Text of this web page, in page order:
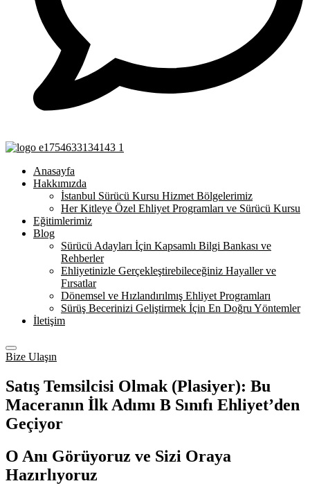
Anasayfa
Hakkımızda
İstanbul Sürücü Kursu Hizmet Bölgelerimiz
Her Kitleye Özel Ehliyet Programları ve Sürücü Kursu
Eğitimlerimiz
Blog
Sürücü Adayları İçin Kapsamlı Bilgi Bankası ve
Rehberler
Ehliyetinizle Gerçekleştirebileceğiniz Hayaller ve
Fırsatlar
Dönemsel ve Hızlandırılmış Ehliyet Programları
Sürüş Becerinizi Geliştirmek İçin En Doğru Yöntemler
İletişim
Bize Ulaşın
Satış Temsilcisi Olmak (Plasiyer): Bu
Maceranın İlk Adımı B Sınıfı Ehliyet’den
Geçiyor
O Anı Görüyoruz ve Sizi Oraya
Hazırlıyoruz